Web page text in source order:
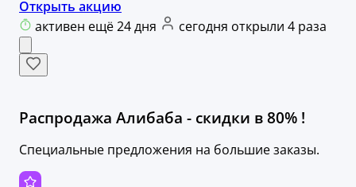
Открыть акцию
активен ещё 24 дня
сегодня открыли 4 раза
Распродажа Алибаба - скидки в 80% !
Специальные предложения на большие заказы.